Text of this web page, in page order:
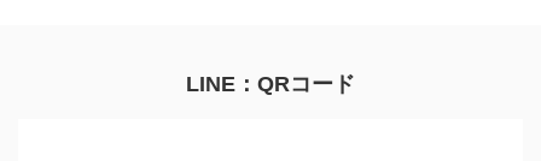
LINE：QRコード